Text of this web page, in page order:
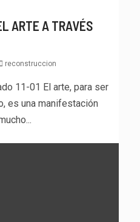
ARTE A TRAVÉS
reconstruccion
11-01 El arte, para ser
es una manifestación